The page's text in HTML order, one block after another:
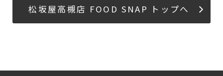
松坂屋高槻店 FOOD SNAP トップへ